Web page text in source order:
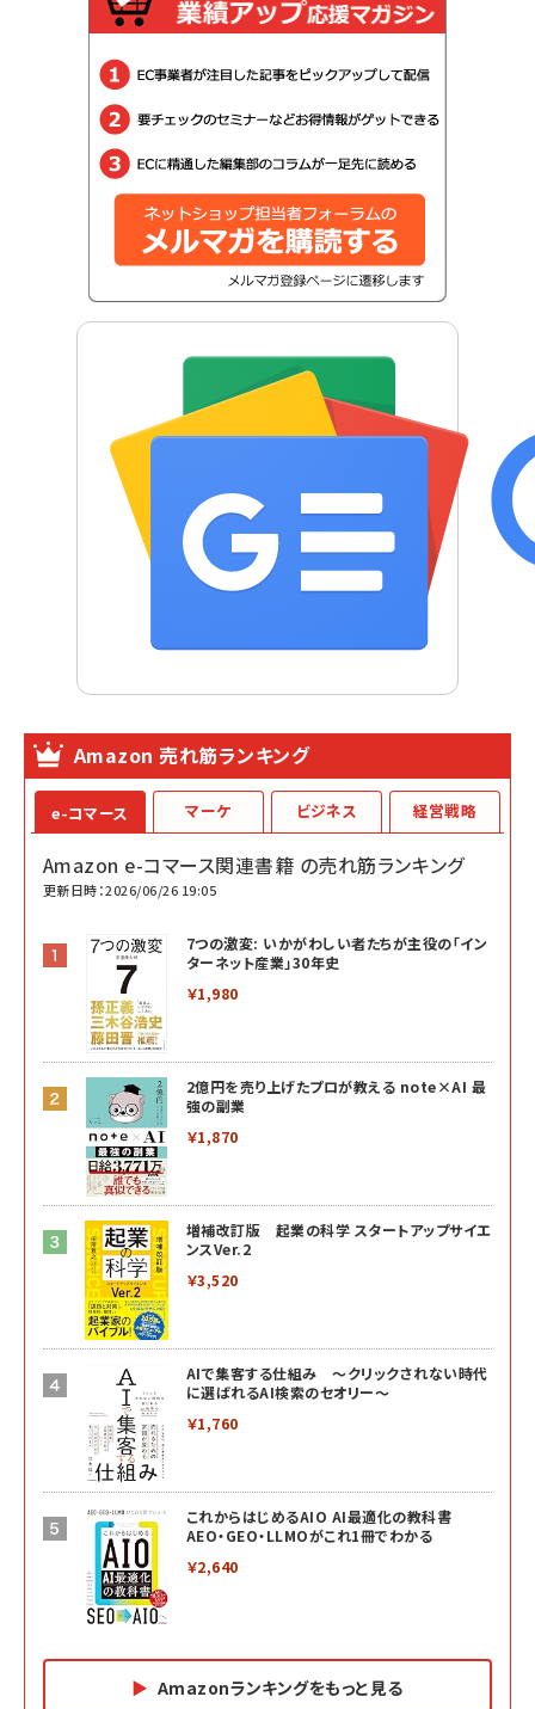
Amazon 売れ筋ランキング
e-コマース
Amazon e-コマース関連書籍 の売れ筋ランキング
更新日時：2026/06/26 19:05
7つの激変: いかがわしい者たちが主役の「イン
ターネット産業」30年史
￥1,980
2億円を売り上げたプロが教える note×AI 最
強の副業
￥1,870
増補改訂版 起業の科学 スタートアップサイエ
ンスVer.2
￥3,520
AIで集客する仕組み ～クリックされない時代
に選ばれるAI検索のセオリー～
￥1,760
これからはじめるAIO AI最適化の教科書
AEO・GEO・LLMOがこれ1冊でわかる
￥2,640
Amazonランキングをもっと見る
マーケ ビジネス 経営戦略